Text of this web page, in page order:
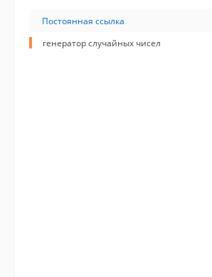
Постоянная ссылка
генератор случайных чисел